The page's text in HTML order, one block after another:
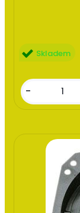
Skladem
-